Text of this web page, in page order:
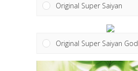
Original Super Saiyan
Original Super Saiyan God